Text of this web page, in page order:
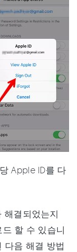
Apple ID를 다
해결되었는지
할 수 있습니
다음 해결 방법